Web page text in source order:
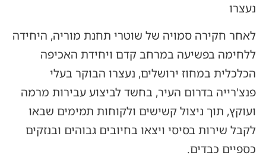
נעצרו
לאחר חקירה סמויה של שוטרי תחנת מוריה, היחידה
ללחימה בפשיעה במרחב קדם ויחידת האכיפה
הכלכלית במחוז ירושלים, נעצרו הבוקר בעלי
פנצ'רייה בדרום העיר, בחשד לביצוע עבירות מרמה
ועוקץ, תוך ניצול קשישים ולקוחות תמימים שבאו
לקבל שירות בסיסי ויצאו בחיובים גבוהים ובנזקים
כספיים כבדים.